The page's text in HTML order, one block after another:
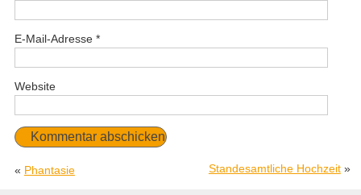
E-Mail-Adresse *
Website
« Phantasie Standesamtliche Hochzeit»